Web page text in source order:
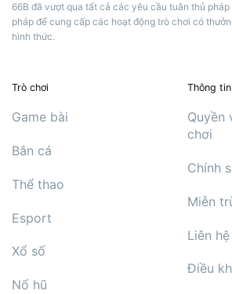
66B đã vượt qua tất cả các yêu cầu tuân thủ
pháp để cung cấp các hoạt động trò chơi có
hình thức.
Trò chơi
Game bài
Bắn cá
Thể thao
Esport
Xổ số
Nổ hũ
Thông tin
Quyền
chơi
Chính
Miễn
Liên hệ
Điều